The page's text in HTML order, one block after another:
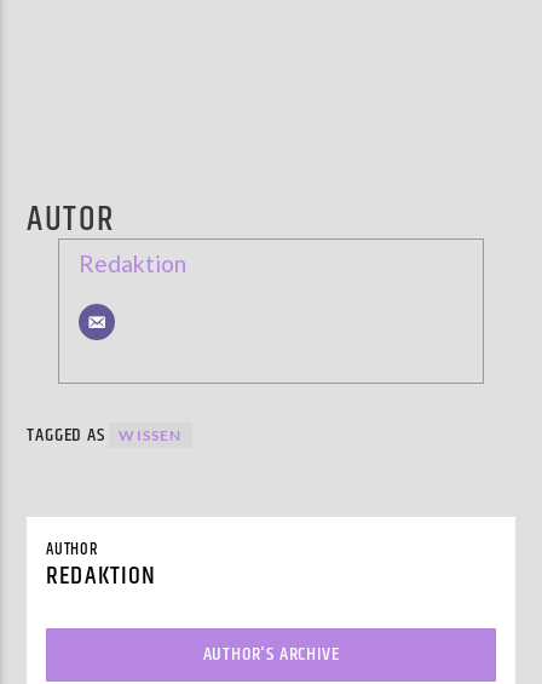
AUTOR
Redaktion
TAGGED AS WISSEN
AUTHOR
REDAKTION
AUTHOR'S ARCHIVE